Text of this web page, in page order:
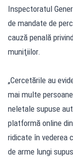
Inspectoratul
de mandate de
cauză penală
muniţiilor.
„Cercetările au
mai multe
neletale supuse
platformă online
ridicate în vederea
de arme lungi